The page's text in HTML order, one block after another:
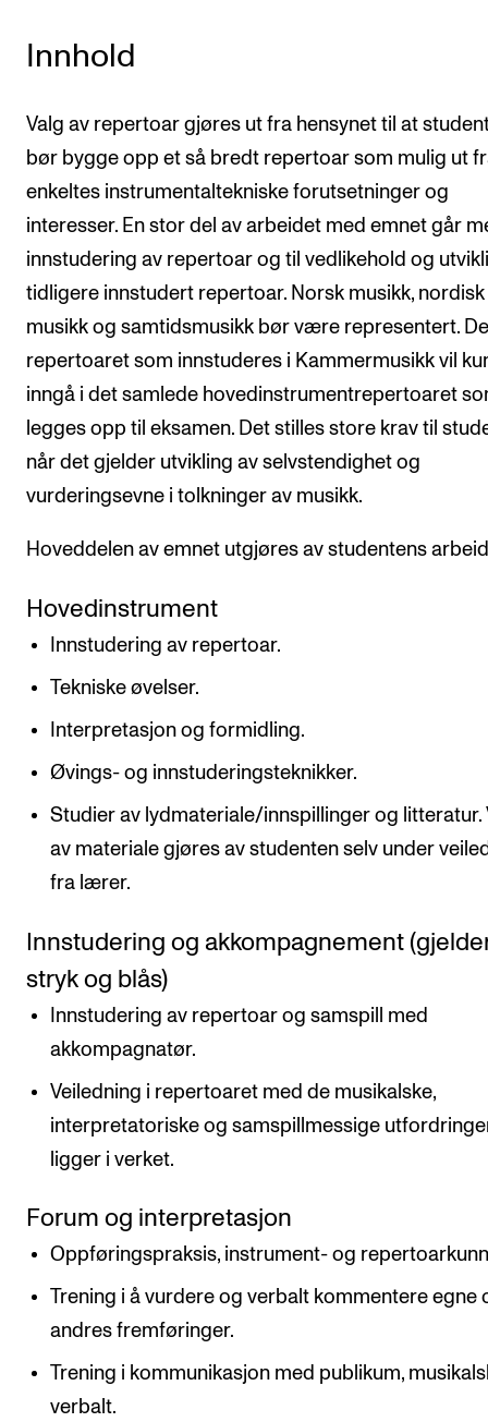
Innhold
Valg av repertoar gjøres ut fra hensynet til at
bør bygge opp et så bredt repertoar som mulig ut
enkeltes instrumentaltekniske forutsetninger og
interesser. En stor del av arbeidet med emnet går
innstudering av repertoar og til vedlikehold og
tidligere innstudert repertoar. Norsk musikk, nordisk
musikk og samtidsmusikk bør være representert.
repertoaret som innstuderes i Kammermusikk vil
inngå i det samlede hovedinstrumentrepertoaret
legges opp til eksamen. Det stilles store krav til
når det gjelder utvikling av selvstendighet og
vurderingsevne i tolkninger av musikk.
Hoveddelen av emnet utgjøres av studentens
Hovedinstrument
Innstudering av repertoar.
Tekniske øvelser.
Interpretasjon og formidling.
Øvings- og innstuderingsteknikker.
Studier av lydmateriale/innspillinger og litteratur.
av materiale gjøres av studenten selv under
fra lærer.
Innstudering og akkompagnement
stryk og blås)
Innstudering av repertoar og samspill med
akkompagnatør.
Veiledning i repertoaret med de musikalske,
interpretatoriske og samspillmessige
ligger i verket.
Forum og interpretasjon
Oppføringspraksis, instrument- og
Trening i å vurdere og verbalt kommentere egne
andres fremføringer.
Trening i kommunikasjon med publikum,
verbalt.